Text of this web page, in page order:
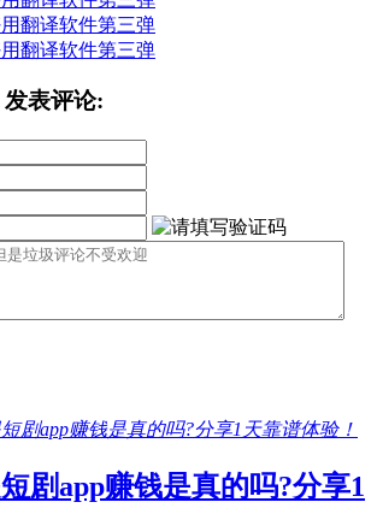
发表评论:
剧app赚钱是真的吗?分享1